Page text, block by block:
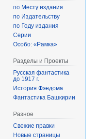
по Месту издания
по Издательству
по Году издания
Серии
Особо: «Рамка»
Разделы и Проекты
Русская фантастика
до 1917 г.
История Фэндома
Фантастика Башкирии
Разное
Свежие правки
Новые страницы